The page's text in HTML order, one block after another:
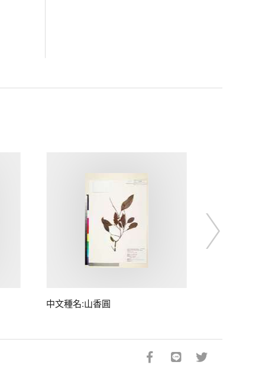
中文種名:山香圓